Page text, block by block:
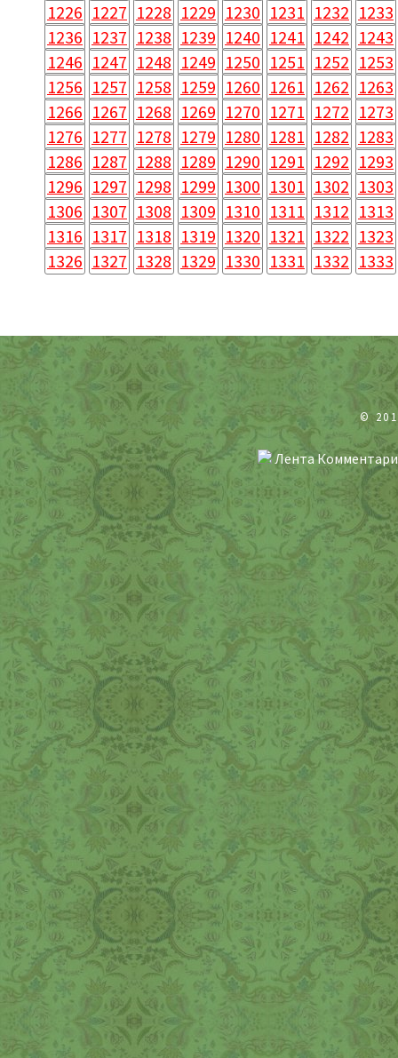
1226 1227 1228 1229 1230 1231 1232 1233
1236 1237 1238 1239 1240 1241 1242 1243
1246 1247 1248 1249 1250 1251 1252 1253
1256 1257 1258 1259 1260 1261 1262 1263
1266 1267 1268 1269 1270 1271 1272 1273
1276 1277 1278 1279 1280 1281 1282 1283
1286 1287 1288 1289 1290 1291 1292 1293
1296 1297 1298 1299 1300 1301 1302 1303
1306 1307 1308 1309 1310 1311 1312 1313
1316 1317 1318 1319 1320 1321 1322 1323
1326 1327 1328 1329 1330 1331 1332 1333
©
Лента